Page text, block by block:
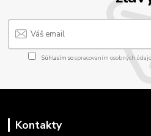
Súhlasím sospracovaním osobných
Kontakty